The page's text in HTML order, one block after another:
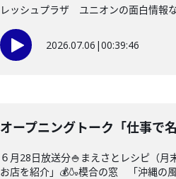
レッシュプラザ ユニオンの面白情報
2026.07.06 |00:39:46
オープニングトーク「仕事で
６月28日放送分🍚まえさとレシピ（
お店を紹介」💰🍶模合の窓 「沖縄の